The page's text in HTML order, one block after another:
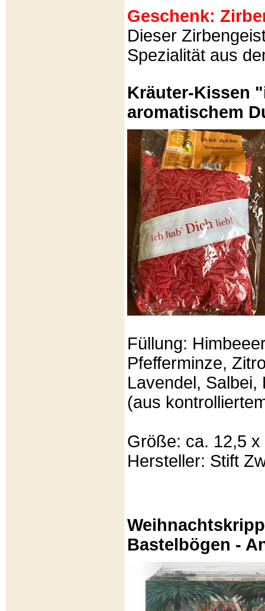
Geschenk:
Dieser
Spezialität aus
Kräuter-Kissen
aromatischem
Füllung:
Pfefferminze,
Lavendel, Salbei,
(aus
Größe: ca. 12,5 x
Hersteller: Stift
Bastelbögen -